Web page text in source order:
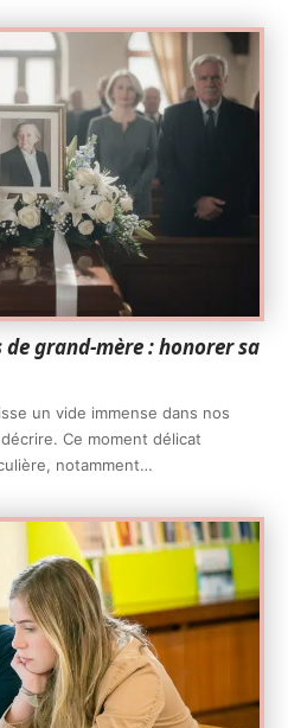
de grand-mère : honorer sa
un vide immense dans nos
Ce moment délicat
notamment…